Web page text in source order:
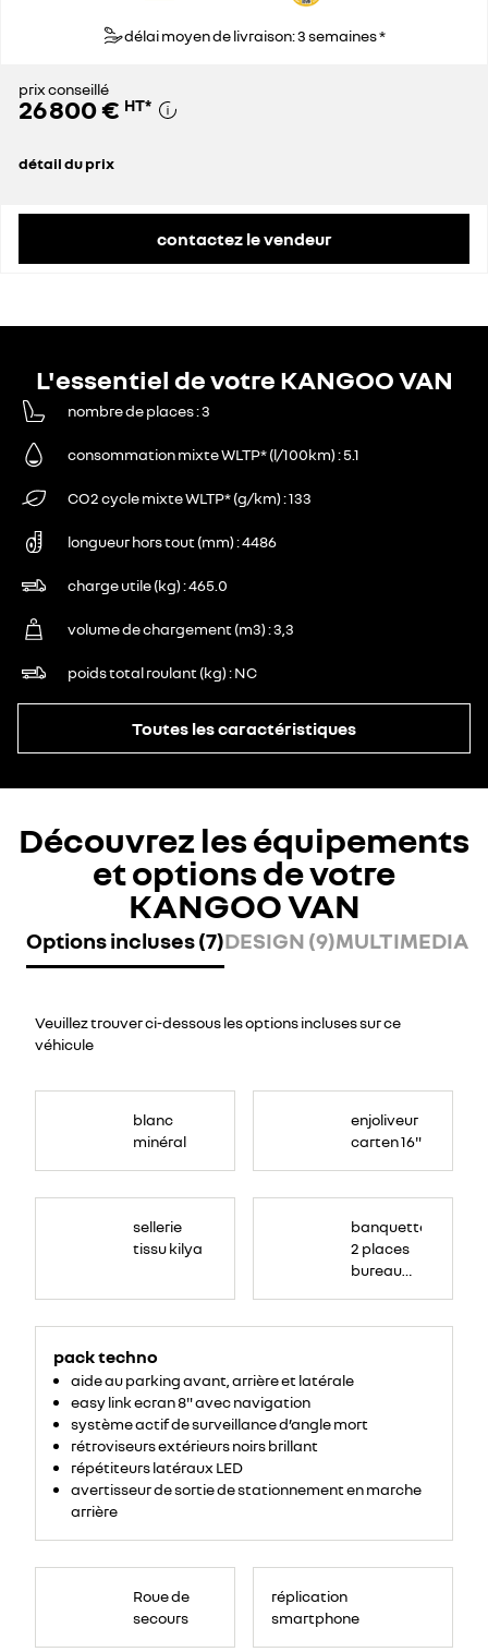
délai moyen de livraison: 3 semaines *
prix conseillé
26 800 € HT*
détail du prix
contactez le vendeur
L'essentiel de votre KANGOO VAN
nombre de places 3
consommation mixte WLTP* (l/100km) 5.1
CO2 cycle mixte WLTP* (g/km) 133
longueur hors tout (mm) 4486
charge utile (kg) 465.0
volume de chargement (m3) 3,3
poids total roulant (kg) NC
Toutes les caractéristiques
Découvrez les équipements
et options de votre
KANGOO VAN
Options incluses (7)DESIGN (9)MULTIMEDIA
Veuillez trouver ci-dessous les options incluses sur ce
véhicule
blanc
minéral
enjoliveur
carten 16"
sellerie
tissu kilya
banquette
2 places
bureau
pack techno
aide au parking avant, arrière et latérale
easy link ecran 8" avec navigation
système actif de surveillance d’angle mort
rétroviseurs extérieurs noirs brillant
répétiteurs latéraux LED
avertisseur de sortie de stationnement en marche
arrière
Roue de
secours
réplication
smartphone